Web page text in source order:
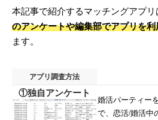
本記事で紹介するマッチングアプリ
のアンケートや編集部でアプリを
ます。
アプリ調査方法
①独自アンケート
婚活パーティー
で、恋活/婚活中